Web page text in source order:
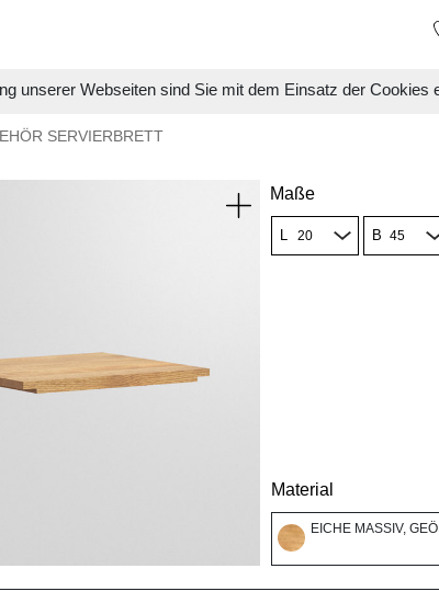
unserer Webseiten sind Sie mit dem Einsatz der Cookies
SERVIERBRETT
Maße
L B
Material
EICHE MASSIV,